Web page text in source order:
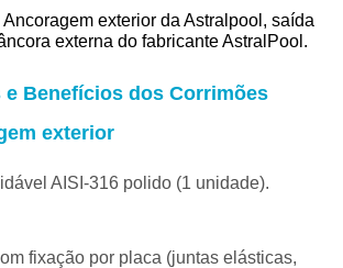
exterior da Astralpool, saída
externa do fabricante AstralPool.
Benefícios dos Corrimões
exterior
AISI-316 polido (1 unidade).
fixação por placa (juntas elásticas,